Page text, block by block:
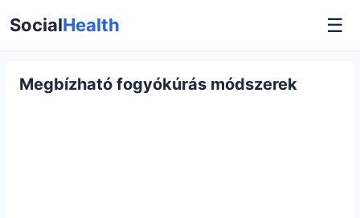
SocialHealth ☰
Megbízható fogyókúrás módszerek